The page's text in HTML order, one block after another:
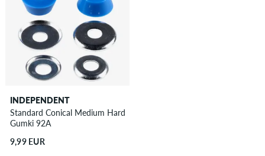
INDEPENDENT
Standard Conical Medium Hard
Gumki 92A
9,99 EUR